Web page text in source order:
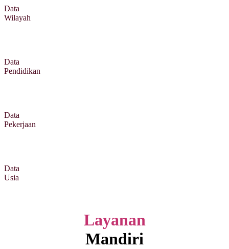
Data
Wilayah
Data
Pendidikan
Data
Pekerjaan
Data
Usia
Layanan
Mandiri